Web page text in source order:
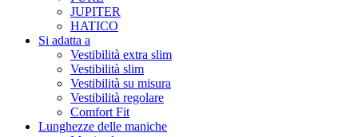
JUPITER
HATICO
Si adatta a
Vestibilità extra slim
Vestibilità slim
Vestibilità su misura
Vestibilità regolare
Comfort Fit
Lunghezze delle maniche